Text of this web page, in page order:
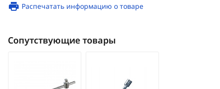
Распечатать информацию о товаре
Сопутствующие товары